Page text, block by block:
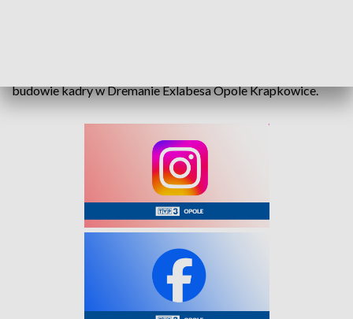
budowie kadry w Dremanie Exlabesa Opole Krapkowice.